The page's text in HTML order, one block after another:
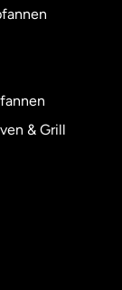
& Grill